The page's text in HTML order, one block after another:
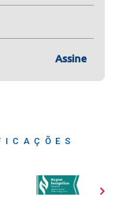
Assine